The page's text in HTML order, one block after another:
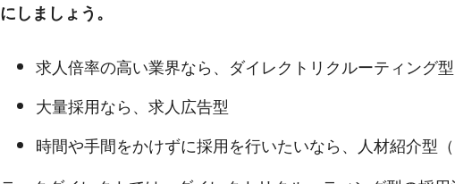
にしましょう。
求人倍率の高い業界なら、ダイレクトリクルーティング型
大量採用なら、求人広告型
時間や手間をかけずに採用を行いたいなら、人材紹介型（